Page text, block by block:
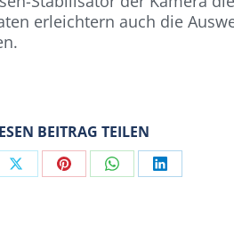
erleichtern auch die
BEITRAG TEILEN
Share Share Share Share